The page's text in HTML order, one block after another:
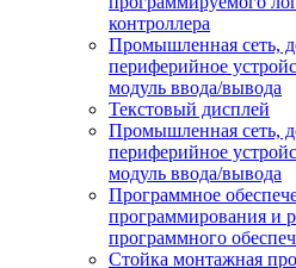
контроллера
Промышленная сеть,
периферийное
модуль ввода/вывода
Текстовый дисплей
Промышленная сеть,
периферийное
модуль ввода/вывода
Программное
программирования и
программного
Стойка монтажная